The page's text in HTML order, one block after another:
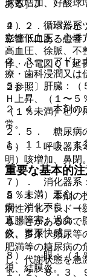
ある］。
２．２． バルビ
影響下にある患者
２．３． アドレ
療・歯科浸潤又は
２参照〕。
２．４． 本剤の
２．５． 糖尿病
１、１１．１．１
重要な基本的
８．１． 本剤の
病性ケトアシドー
ることがあるので
飲、多尿、頻尿等
肥満等の糖尿病の
し、代謝状態を急
１．２、８．３、
球数増加、好酸球
４）． 循環器系
立性低血圧、心悸
高血圧、徐脈、不
悸、心電図ＱＴ延
５）． 肝臓：（
Ｈ上昇、（１〜５
（１％未満）ビ
常。
６）． 呼吸器系
明）咳増加、鼻閉。
７）． 消化器系
５％未満）悪心、
痢、消化不良、（
直腸障害、過食、
炎、胃不快感。
８）． 眼：（１
視、結膜炎。